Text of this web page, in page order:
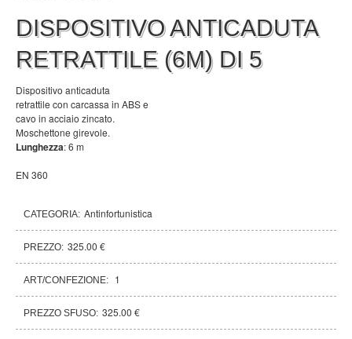
DISPOSITIVO ANTICADUTA
RETRATTILE (6M) DI 5
Dispositivo anticaduta
retrattile con carcassa in ABS e
cavo in acciaio zincato.
Moschettone girevole.
Lunghezza: 6 m
EN 360
CATEGORIA: Antinfortunistica
PREZZO: 325.00 €
ART/CONFEZIONE: 1
PREZZO SFUSO: 325.00 €